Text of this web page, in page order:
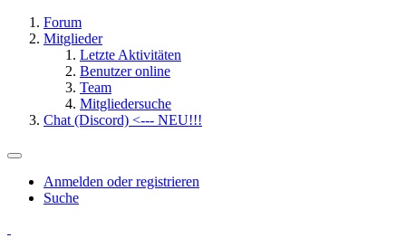
Forum
Mitglieder
Letzte Aktivitäten
Benutzer online
Team
Mitgliedersuche
Chat (Discord) <--- NEU!!!
Anmelden oder registrieren
Suche